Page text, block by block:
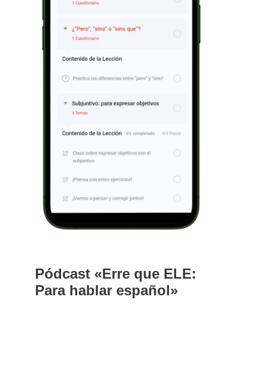
Pódcast «Erre que ELE:
Para hablar español»